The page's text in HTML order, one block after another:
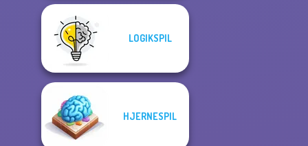
LOGIKSPIL
HJERNESPIL